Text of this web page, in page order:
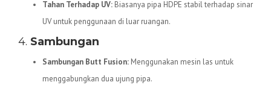
Tahan Terhadap UV: Biasanya pipa HDPE stabil terhadap sinar
UV untuk penggunaan di luar ruangan.
4. Sambungan
Sambungan Butt Fusion: Menggunakan mesin las untuk
menggabungkan dua ujung pipa.